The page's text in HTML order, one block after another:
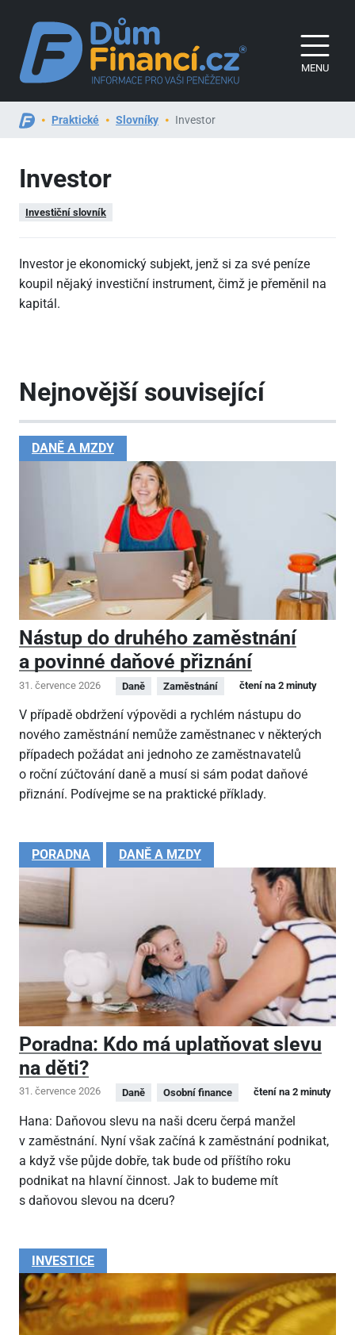
MENU
Praktické Slovníky Investor
Investor
Investiční slovník
Investor je ekonomický subjekt, jenž si za své peníze
koupil nějaký investiční instrument, čimž je přeměnil na
kapitál.
Nejnovější související
DANĚ A MZDY
Nástup do druhého zaměstnání
a povinné daňové přiznání
31. července 2026 Daně Zaměstnání čtení na 2 minuty
V případě obdržení výpovědi a rychlém nástupu do
nového zaměstnání nemůže zaměstnanec v některých
případech požádat ani jednoho ze zaměstnavatelů
o roční zúčtování daně a musí si sám podat daňové
přiznání. Podívejme se na praktické příklady.
PORADNA DANĚ A MZDY
Poradna: Kdo má uplatňovat slevu
na děti?
31. července 2026 Daně Osobní finance čtení na 2 minuty
Hana: Daňovou slevu na naši dceru čerpá manžel
v zaměstnání. Nyní však začíná k zaměstnání podnikat,
a když vše půjde dobře, tak bude od příštího roku
podnikat na hlavní činnost. Jak to budeme mít
s daňovou slevou na dceru?
INVESTICE